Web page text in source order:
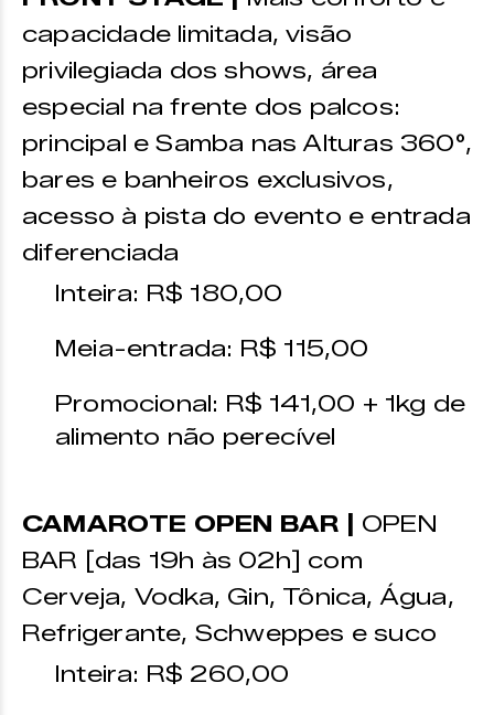
capacidade limitada, visão
privilegiada dos shows, área
especial na frente dos palcos:
principal e Samba nas Alturas 360°,
bares e banheiros exclusivos,
acesso à pista do evento e entrada
diferenciada
Inteira: R$ 180,00
Meia-entrada: R$ 115,00
Promocional: R$ 141,00 + 1kg de
alimento não perecível
CAMAROTE OPEN BAR | OPEN
BAR [das 19h às 02h] com
Cerveja, Vodka, Gin, Tônica, Água,
Refrigerante, Schweppes e suco
Inteira: R$ 260,00